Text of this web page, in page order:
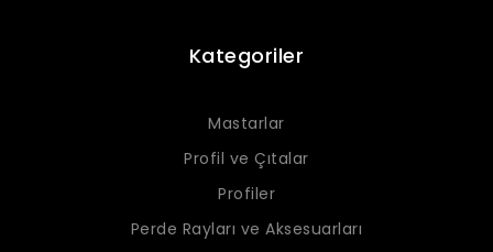
Kategoriler
Mastarlar
Profil ve Çıtalar
Profiler
Perde Rayları ve Aksesuarları